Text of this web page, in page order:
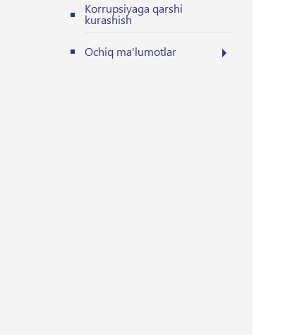
Korrupsiyaga qarshi
kurashish
Ochiq ma'lumotlar